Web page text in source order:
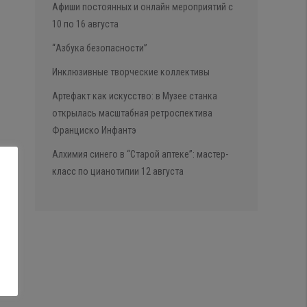
Афиши постоянных и онлайн мероприятий с
10 по 16 августа
“Азбука безопасности”
Инклюзивные творческие коллективы
Артефакт как искусство: в Музее станка
открылась масштабная ретроспектива
Франциско Инфантэ
Алхимия синего в “Старой аптеке”: мастер-
класс по цианотипии 12 августа